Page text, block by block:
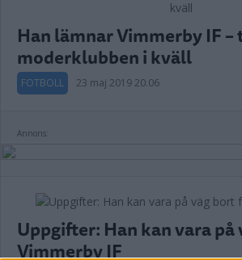
Han lämnar Vimmerby IF –
moderklubben i kväll
FOTBOLL 23 maj 2019 20.06
Annons:
Uppgifter: Han kan vara
Vimmerby IF